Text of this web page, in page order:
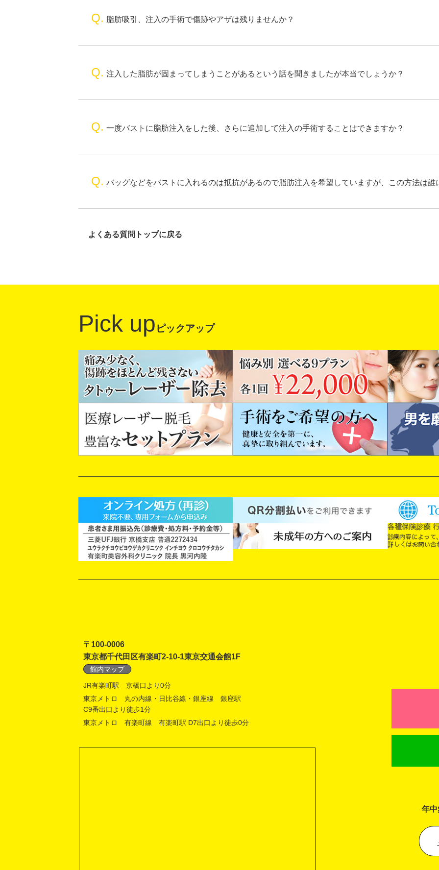
Q. 脂肪吸引、注入の手術で傷跡やアザは残りませんか？
Q. 注入した脂肪が固まってしまうことがあるという話を聞きましたが本当でしょうか？
Q. 一度バストに脂肪注入をした後、さらに追加して注入の手術することはできますか？
Q. バッグなどをバストに入れるのは抵抗があるので脂肪注入を希望していますが、この方法は誰
よくある質問トップに戻る
Pick up ピックアップ
〒100-0006
東京都千代田区有楽町2-10-1東京交通会館1F
館内マップ
JR有楽町駅 京橋口より0分
東京メトロ 丸の内線・日比谷線・銀座線 銀座駅
C9番出口より徒歩1分
東京メトロ 有楽町線 有楽町駅 D7出口より徒歩0分
年